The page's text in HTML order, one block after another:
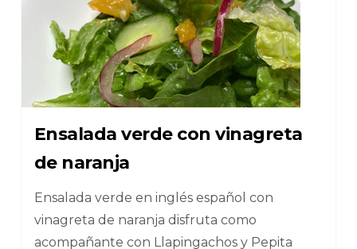
Ensalada verde con vinagreta
de naranja
Ensalada verde en inglés español con
vinagreta de naranja disfruta como
acompañante con Llapingachos y Pepita